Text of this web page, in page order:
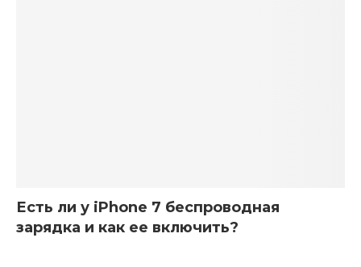
Есть ли у iPhone 7 беспроводная
зарядка и как ее включить?